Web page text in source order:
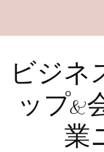
ビジネ
ップ&
業